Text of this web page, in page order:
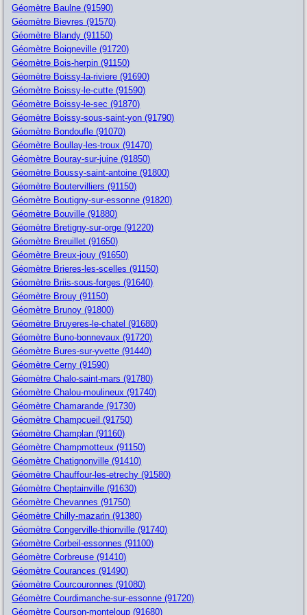
Géomètre Baulne (91590)
Géomètre Bievres (91570)
Géomètre Blandy (91150)
Géomètre Boigneville (91720)
Géomètre Bois-herpin (91150)
Géomètre Boissy-la-riviere (91690)
Géomètre Boissy-le-cutte (91590)
Géomètre Boissy-le-sec (91870)
Géomètre Boissy-sous-saint-yon (91790)
Géomètre Bondoufle (91070)
Géomètre Boullay-les-troux (91470)
Géomètre Bouray-sur-juine (91850)
Géomètre Boussy-saint-antoine (91800)
Géomètre Boutervilliers (91150)
Géomètre Boutigny-sur-essonne (91820)
Géomètre Bouville (91880)
Géomètre Bretigny-sur-orge (91220)
Géomètre Breuillet (91650)
Géomètre Breux-jouy (91650)
Géomètre Brieres-les-scelles (91150)
Géomètre Briis-sous-forges (91640)
Géomètre Brouy (91150)
Géomètre Brunoy (91800)
Géomètre Bruyeres-le-chatel (91680)
Géomètre Buno-bonnevaux (91720)
Géomètre Bures-sur-yvette (91440)
Géomètre Cerny (91590)
Géomètre Chalo-saint-mars (91780)
Géomètre Chalou-moulineux (91740)
Géomètre Chamarande (91730)
Géomètre Champcueil (91750)
Géomètre Champlan (91160)
Géomètre Champmotteux (91150)
Géomètre Chatignonville (91410)
Géomètre Chauffour-les-etrechy (91580)
Géomètre Cheptainville (91630)
Géomètre Chevannes (91750)
Géomètre Chilly-mazarin (91380)
Géomètre Congerville-thionville (91740)
Géomètre Corbeil-essonnes (91100)
Géomètre Corbreuse (91410)
Géomètre Courances (91490)
Géomètre Courcouronnes (91080)
Géomètre Courdimanche-sur-essonne (91720)
Géomètre Courson-monteloup (91680)